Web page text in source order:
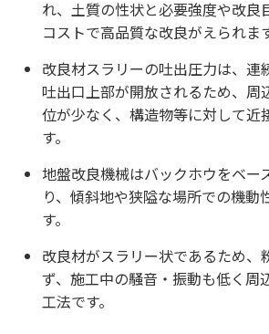
れ、土質の性状と必要強度や改良
コストで高品質な改良がえられま
改良材スラリーの吐出圧力は、連
吐出口上部が開放されるため、周
位が少なく、構造物等に対して近
す。
地盤改良機械はバックホウをベー
り、傾斜地や狭隘な場所での機動
す。
改良材がスラリー状であるため、
ず、施工中の騒音・振動も低く周
工法です。